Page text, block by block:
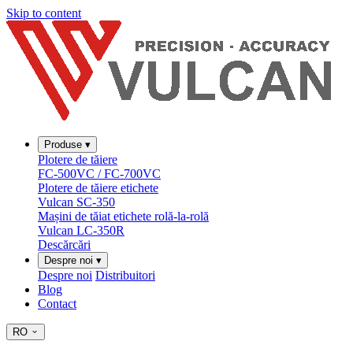
Skip to content
Produse ▾
Plotere de tăiere
FC-500VC / FC-700VC
Plotere de tăiere etichete
Vulcan SC-350
Mașini de tăiat etichete rolă-la-rolă
Vulcan LC-350R
Descărcări
Despre noi ▾
Despre noi Distribuitori
Blog
Contact
RO